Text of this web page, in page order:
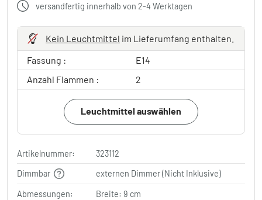
versandfertig innerhalb von 2-4 Werktagen
Kein Leuchtmittel im Lieferumfang enthalten.
Fassung :
E14
Anzahl Flammen :
2
Leuchtmittel auswählen
Artikelnummer:
323112
Dimmbar
externen Dimmer (Nicht Inklusive)
Abmessungen:
Breite: 9 cm